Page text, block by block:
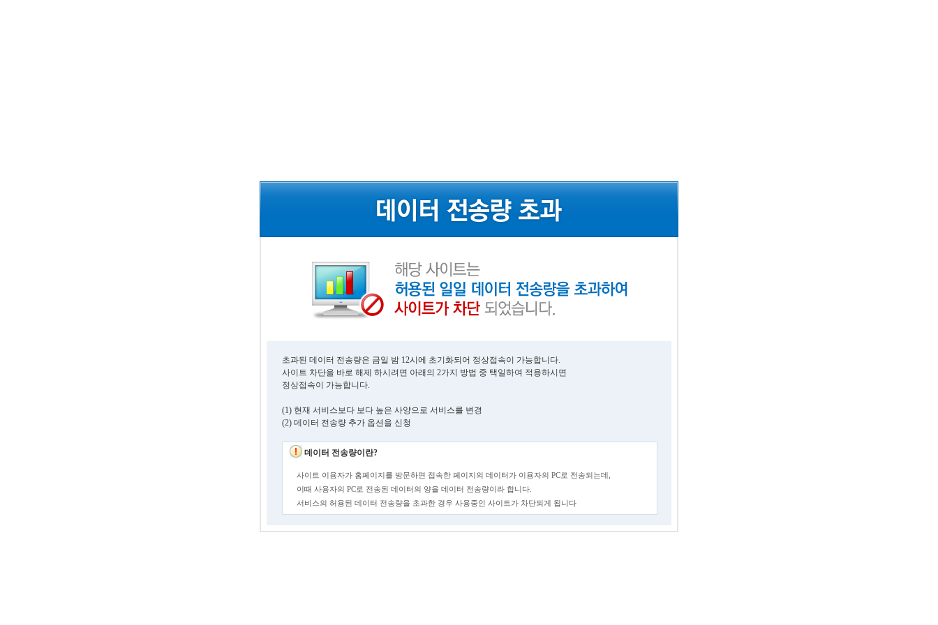
초과된 데이터 전송량은 금일 밤 12시에 초기화되어 정상접속이 가능합니다.
사이트 차단을 바로 해제 하시려면 아래의 2가지 방법 중 택일하여 적용하시면
정상접속이 가능합니다.
(1) 현재 서비스보다 보다 높은 사양으로 서비스를 변경
(2) 데이터 전송량 추가 옵션을 신청
데이터 전송량이란?
사이트 이용자가 홈페이지를 방문하면 접속한 페이지의 데이터가 이용자의 PC로 전송되는데,
이때 사용자의 PC로 전송된 데이터의 양을 데이터 전송량이라 합니다.
서비스의 허용된 데이터 전송량을 초과한 경우 사용중인 사이트가 차단되게 됩니다